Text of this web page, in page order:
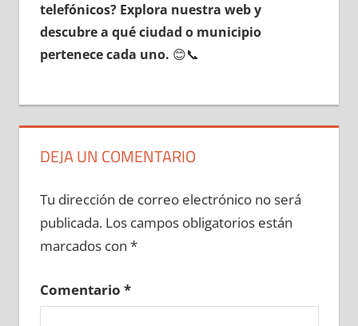
telefónicos? Explora nuestra web у
descubre а qué ciudad ο municipio
pertenece cada uno. 😊📞
DEJA UN COMENTARIO
Tu dirección de correo electrónico no será
publicada. Los campos obligatorios están
marcados con *
Comentario *